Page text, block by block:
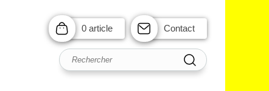
0 article Contact